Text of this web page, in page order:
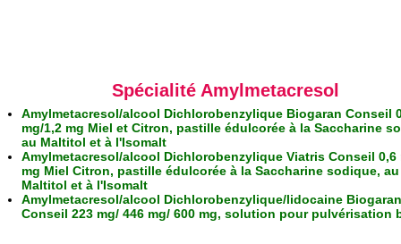
Spécialité Amylmetacresol
Amylmetacresol/alcool Dichlorobenzylique Biogaran Conseil
mg/1,2 mg Miel et Citron, pastille édulcorée à la Saccharine
au Maltitol et à l'Isomalt
Amylmetacresol/alcool Dichlorobenzylique Viatris Conseil 0,6
mg Miel Citron, pastille édulcorée à la Saccharine sodique, au
Maltitol et à l'Isomalt
Amylmetacresol/alcool Dichlorobenzylique/lidocaine Biogaran
Conseil 223 mg/ 446 mg/ 600 mg, solution pour pulvérisation